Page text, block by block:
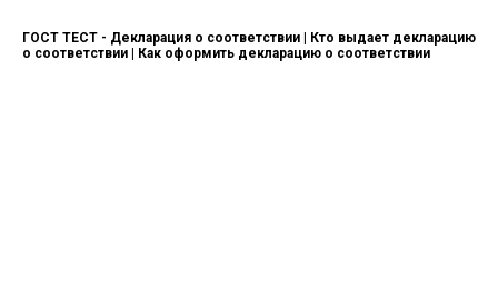
ГОСТ ТЕСТ - Декларация о соответствии | Кто выдает декларацию
о соответствии | Как оформить декларацию о соответствии